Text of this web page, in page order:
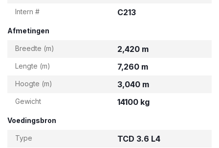
Intern # C213
Afmetingen
Breedte (m) 2,420 m
Lengte (m) 7,260 m
Hoogte (m) 3,040 m
Gewicht 14100 kg
Voedingsbron
Type TCD 3.6 L4